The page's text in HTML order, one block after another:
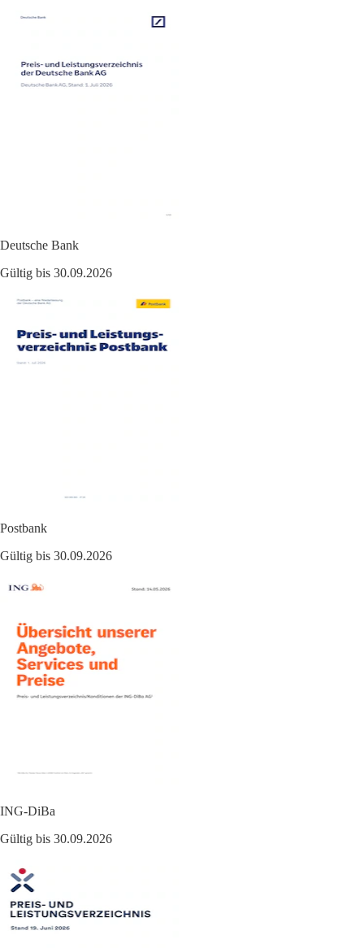
Deutsche Bank
Gültig bis 30.09.2026
Postbank
Gültig bis 30.09.2026
ING-DiBa
Gültig bis 30.09.2026